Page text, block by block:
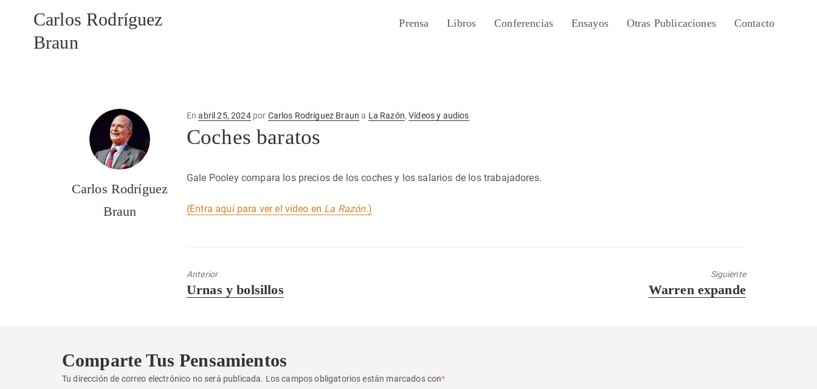
Carlos Rodríguez
Braun
Prensa Libros Conferencias Ensayos Otras Publicaciones Contacto
Carlos Rodríguez
Braun
EnPublicado
en
abril 25, 2024por Carlos Rodríguez Braun a La Razón,Vídeos y audios
Coches baratos
Gale Pooley compara los precios de los coches y los salarios de los trabajadores.
(Entra aquí para ver el vídeo en La Razón.)
Anterior
Entrada
Urnas y bolsillos
Siguiente
Entrada
Warren expande
Comparte Tus Pensamientos
Tu dirección de correo electrónico no será publicada. Los campos obligatorios están marcados con*